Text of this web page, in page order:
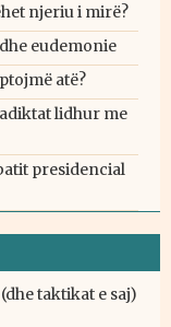
njeriu i mirë?
eudemonie
atë?
lidhur me
presidencial
taktikat e saj)